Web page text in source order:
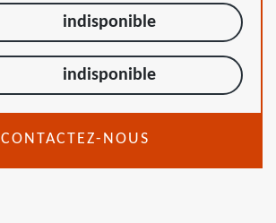
indisponible
indisponible
CONTACTEZ-NOUS